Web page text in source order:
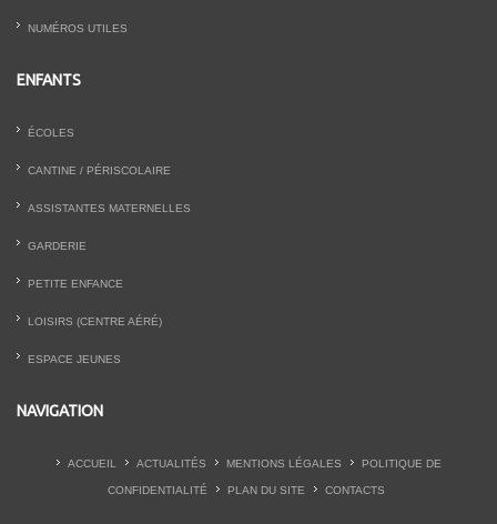
NUMÉROS UTILES
ENFANTS
ÉCOLES
CANTINE / PÉRISCOLAIRE
ASSISTANTES MATERNELLES
GARDERIE
PETITE ENFANCE
LOISIRS (CENTRE AÉRÉ)
ESPACE JEUNES
NAVIGATION
ACCUEIL ACTUALITÉS MENTIONS LÉGALES POLITIQUE DE
CONFIDENTIALITÉ PLAN DU SITE CONTACTS